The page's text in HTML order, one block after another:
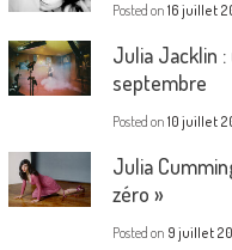
Posted on 16 juillet
Julia Jacklin
septembre
Posted on 10 juillet
Julia
zéro »
Posted on 9 juillet